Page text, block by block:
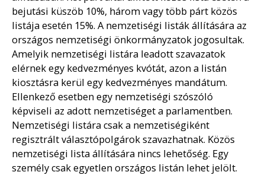
bejutási küszöb 10%, három vagy több párt közös
listája esetén 15%. A nemzetiségi listák állítására az
országos nemzetiségi önkormányzatok jogosultak.
Amelyik nemzetiségi listára leadott szavazatok
elérnek egy kedvezményes kvótát, azon a listán
kiosztásra kerül egy kedvezményes mandátum.
Ellenkező esetben egy nemzetiségi szószóló
képviseli az adott nemzetiséget a parlamentben.
Nemzetiségi listára csak a nemzetiségiként
regisztrált választópolgárok szavazhatnak. Közös
nemzetiségi lista állítására nincs lehetőség. Egy
személy csak egyetlen országos listán lehet jelölt.